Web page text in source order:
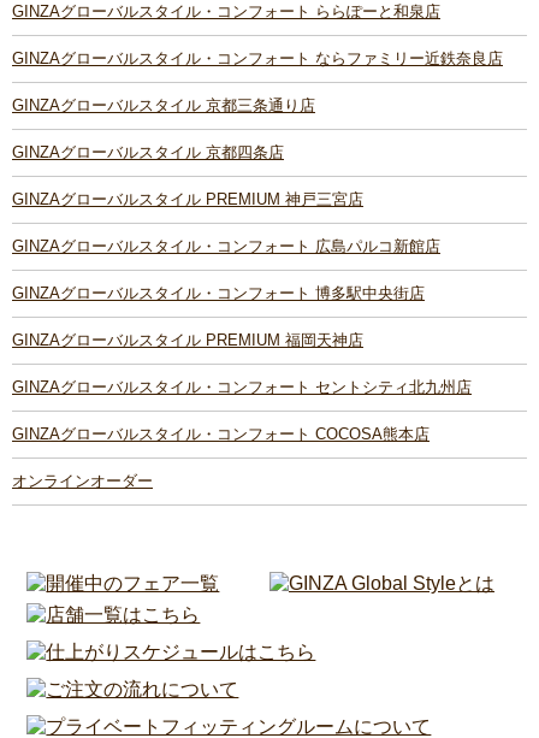
GINZAグローバルスタイル・コンフォート ららぽーと和泉店
GINZAグローバルスタイル・コンフォート ならファミリー近鉄奈良店
GINZAグローバルスタイル 京都三条通り店
GINZAグローバルスタイル 京都四条店
GINZAグローバルスタイル PREMIUM 神戸三宮店
GINZAグローバルスタイル・コンフォート 広島パルコ新館店
GINZAグローバルスタイル・コンフォート 博多駅中央街店
GINZAグローバルスタイル PREMIUM 福岡天神店
GINZAグローバルスタイル・コンフォート セントシティ北九州店
GINZAグローバルスタイル・コンフォート COCOSA熊本店
オンラインオーダー